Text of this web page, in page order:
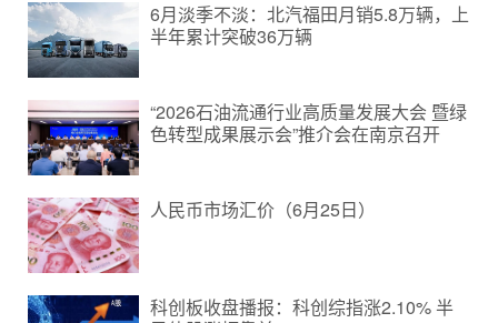
6月淡季不淡：北汽福田月销5.8万辆，上
半年累计突破36万辆
“2026石油流通行业高质量发展大会 暨绿
色转型成果展示会”推介会在南京召开
人民币市场汇价（6月25日）
科创板收盘播报：科创综指涨2.10% 半